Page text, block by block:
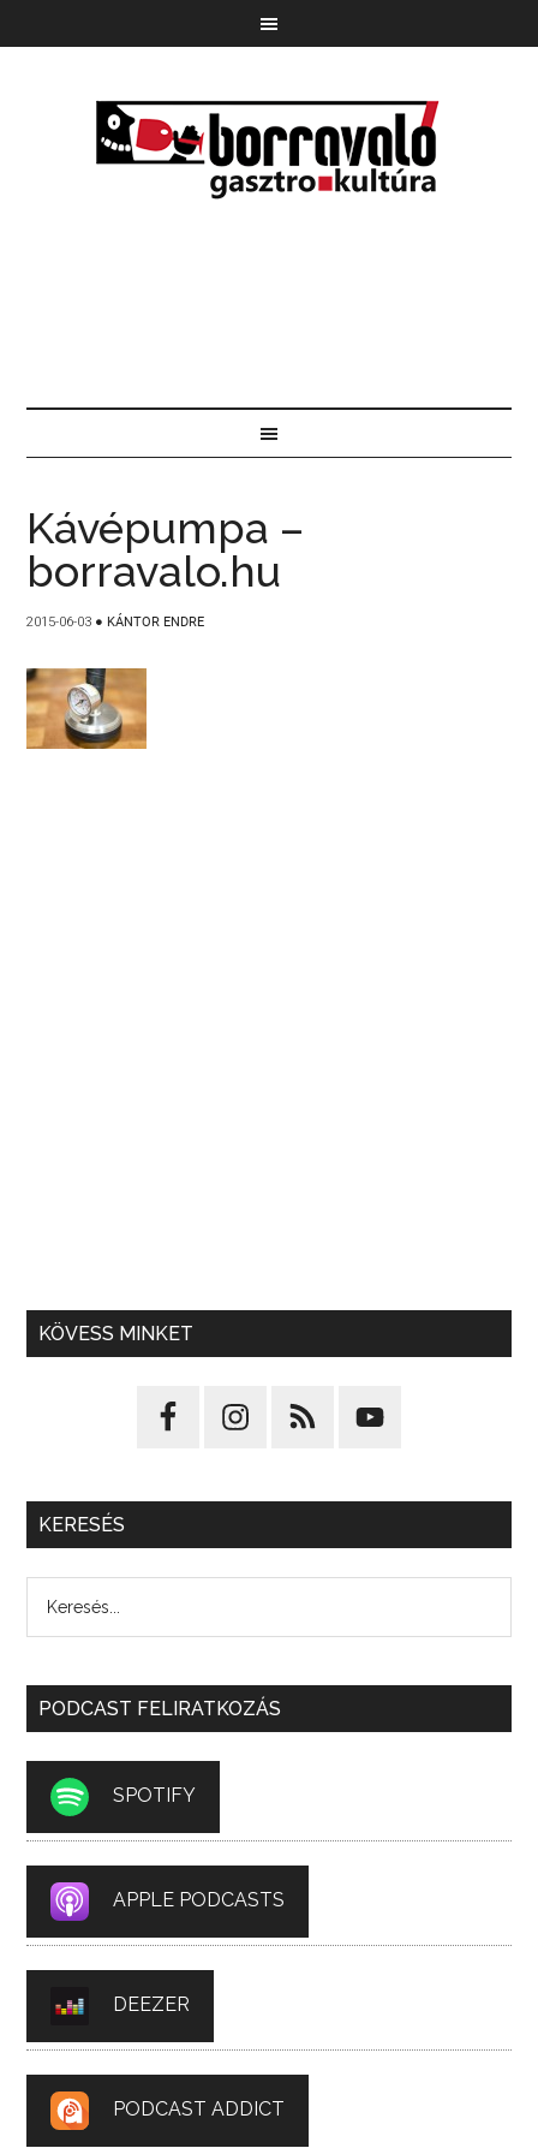
Kávépumpa –
borravalo.hu
2015-06-03 ● KÁNTOR ENDRE
KÖVESS MINKET
KERESÉS
PODCAST FELIRATKOZÁS
SPOTIFY
APPLE PODCASTS
DEEZER
PODCAST ADDICT